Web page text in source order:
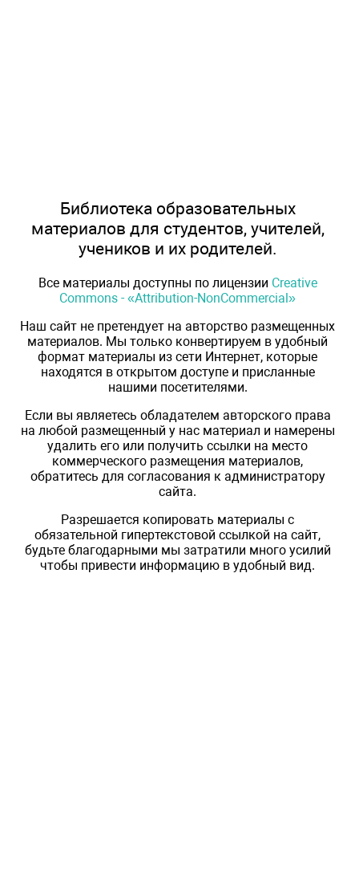
Библиотека образовательных
материалов для студентов, учителей,
учеников и их родителей.
Все материалы доступны по лицензии Creative
Commons - «Attribution-NonCommercial»
Наш сайт не претендует на авторство размещенных
материалов. Мы только конвертируем в удобный
формат материалы из сети Интернет, которые
находятся в открытом доступе и присланные
нашими посетителями.
Если вы являетесь обладателем авторского права
на любой размещенный у нас материал и намерены
удалить его или получить ссылки на место
коммерческого размещения материалов,
обратитесь для согласования к администратору
сайта.
Разрешается копировать материалы с
обязательной гипертекстовой ссылкой на сайт,
будьте благодарными мы затратили много усилий
чтобы привести информацию в удобный вид.